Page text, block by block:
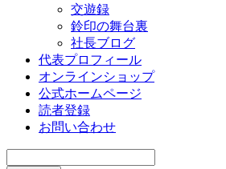
交遊録
鈴印の舞台裏
社長ブログ
代表プロフィール
オンラインショップ
公式ホームページ
読者登録
お問い合わせ